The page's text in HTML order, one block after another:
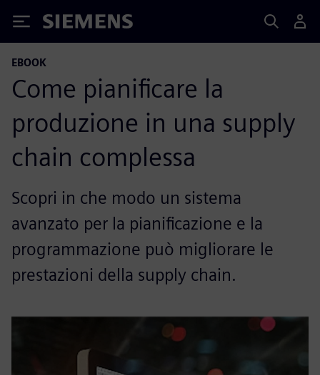
Siemens
EBOOK
Come pianificare la
produzione in una supply
chain complessa
Scopri in che modo un sistema
avanzato per la pianificazione e la
programmazione può migliorare le
prestazioni della supply chain.